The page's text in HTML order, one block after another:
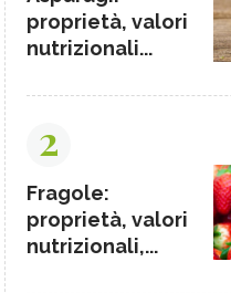
proprietà, valori
nutrizionali...
2
Fragole:
proprietà, valori
nutrizionali,...